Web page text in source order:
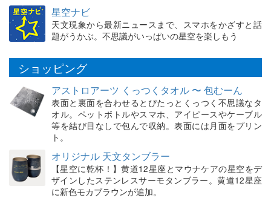
星空ナビ
天文現象から最新ニュースまで、スマホをかざすと話
題がうかぶ。不思議がいっぱいの星空を楽しもう
ショッピング
アストロアーツ くっつくタオル 〜 包むーん
表面と裏面を合わせるとぴたっとくっつく不思議なタ
オル。ペットボトルやスマホ、アイピースやケーブル
等を結び目なしで包んで収納。表面には月面をプリン
ト。
オリジナル 天文タンブラー
【星空に乾杯！】黄道12星座とマウナケアの星空をデ
ザインしたステンレスサーモタンブラー。黄道12星座
に新色モカブラウンが追加。